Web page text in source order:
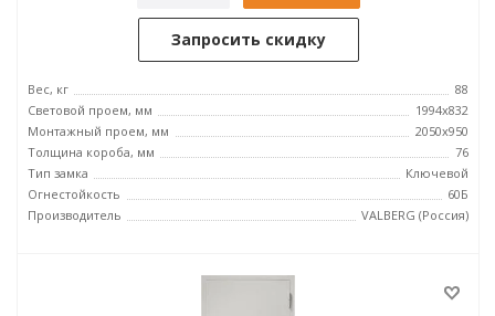
Запросить скидку
Вес, кг
88
Световой проем, мм
1994x832
Монтажный проем, мм
2050x950
Толщина короба, мм
76
Тип замка
Ключевой
Огнестойкость
60Б
Производитель
VALBERG (Россия)